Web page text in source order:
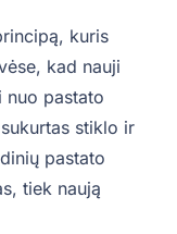
kuris
kad nauji
nuo pastato
stiklo ir
pastato
tiek naują